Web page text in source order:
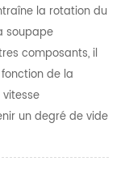
la rotation du
soupape
composants, il
de la
un degré de vide